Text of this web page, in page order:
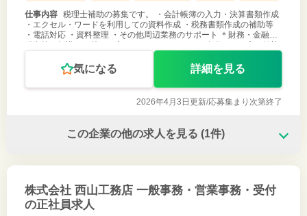
仕事内容 税理士補助の募集です。 ・会計帳簿の入力・決算書類作成
・エクセル・ワードを利用しての資料作成 ・税務書類作成の補助等
・電話対応 ・資料整理 ・その他周辺業務のサポート ＊財務・金融・
気になる 詳細を見る
2026年4月3日更新/応募集まり次第終了
この企業の他の求人を見る (1件)
株式会社 西山工務店 一般事務・営業事務・受付
の正社員求人